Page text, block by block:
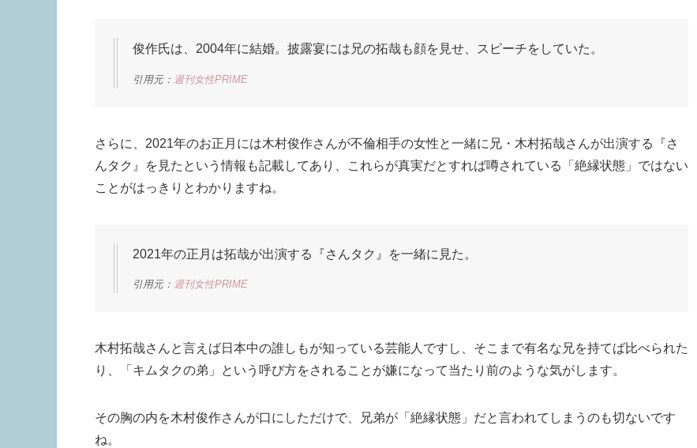
俊作氏は、2004年に結婚。披露宴には兄の拓哉も顔を見せ、スピーチをしていた。
引用元： 週刊女性PRIME
さらに、2021年のお正月には木村俊作さんが不倫相手の女性と一緒に兄・木村拓哉さんが出演する『さ
んタク』を見たという情報も記載してあり、これらが真実だとすれば噂されている「絶縁状態」ではない
ことがはっきりとわかりますね。
2021年の正月は拓哉が出演する『さんタク』を一緒に見た。
引用元： 週刊女性PRIME
木村拓哉さんと言えば日本中の誰しもが知っている芸能人ですし、そこまで有名な兄を持てば比べられた
り、「キムタクの弟」という呼び方をされることが嫌になって当たり前のような気がします。
その胸の内を木村俊作さんが口にしただけで、兄弟が「絶縁状態」だと言われてしまうのも切ないです
ね。